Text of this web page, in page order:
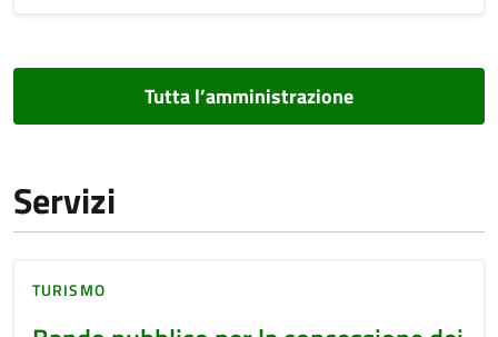
Tutta l’amministrazione
Servizi
TURISMO